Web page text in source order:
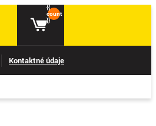
{{
count
}}
Kontaktné údaje